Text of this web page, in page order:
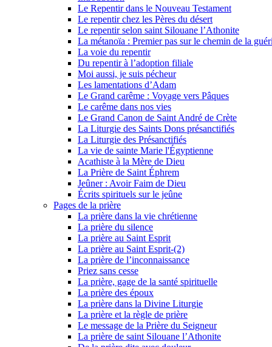
Le Repentir dans le Nouveau Testament
Le repentir chez les Pères du désert
Le repentir selon saint Silouane l’Athonite
La métanoïa : Premier pas sur le chemin de la
La voie du repentir
Du repentir à l’adoption filiale
Moi aussi, je suis pécheur
Les lamentations d’Adam
Le Grand carême : Voyage vers Pâques
Le carême dans nos vies
Le Grand Canon de Saint André de Crète
La Liturgie des Saints Dons présanctifiés
La Liturgie des Présanctifiés
La vie de sainte Marie l'Égyptienne
Acathiste à la Mère de Dieu
La Prière de Saint Éphrem
Jeûner : Avoir Faim de Dieu
Écrits spirituels sur le jeûne
Pages de la prière
La prière dans la vie chrétienne
La prière du silence
La prière au Saint Esprit
La prière au Saint Esprit-(2)
La prière de l’inconnaissance
Priez sans cesse
La prière, gage de la santé spirituelle
La prière des époux
La prière dans la Divine Liturgie
La prière et la règle de prière
Le message de la Prière du Seigneur
La prière de saint Silouane l’Athonite